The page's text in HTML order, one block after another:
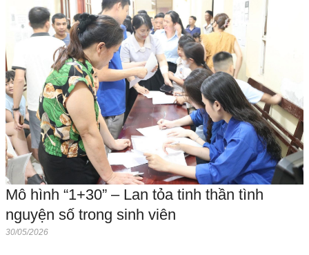
Mô hình “1+30” – Lan tỏa tinh thần tình
nguyện số trong sinh viên
30/05/2026